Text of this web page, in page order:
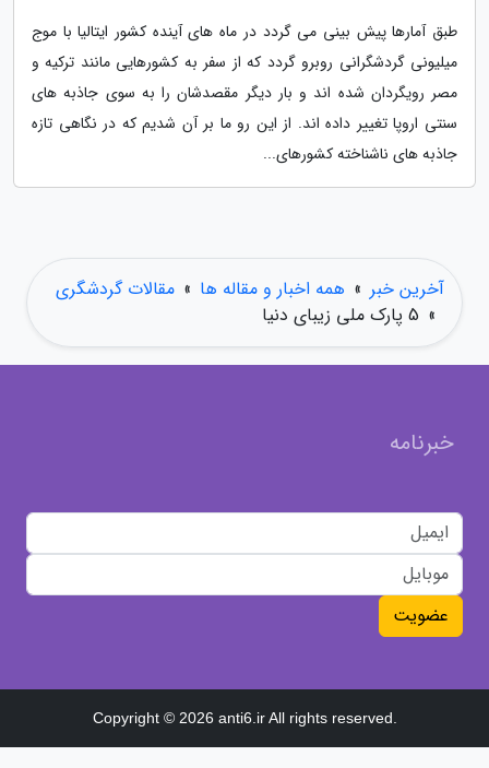
طبق آمارها پیش بینی می گردد در ماه های آینده کشور ایتالیا با موج
میلیونی گردشگرانی روبرو گردد که از سفر به کشورهایی مانند ترکیه و
مصر رویگردان شده اند و بار دیگر مقصدشان را به سوی جاذبه های
سنتی اروپا تغییر داده اند. از این رو ما بر آن شدیم که در نگاهی تازه
جاذبه های ناشناخته کشورهای...
آخرین خبر » همه اخبار و مقاله ها » مقالات گردشگری
» 5 پارک ملی زیبای دنیا
خبرنامه
عضویت
Copyright © 2026 anti6.ir All rights reserved.